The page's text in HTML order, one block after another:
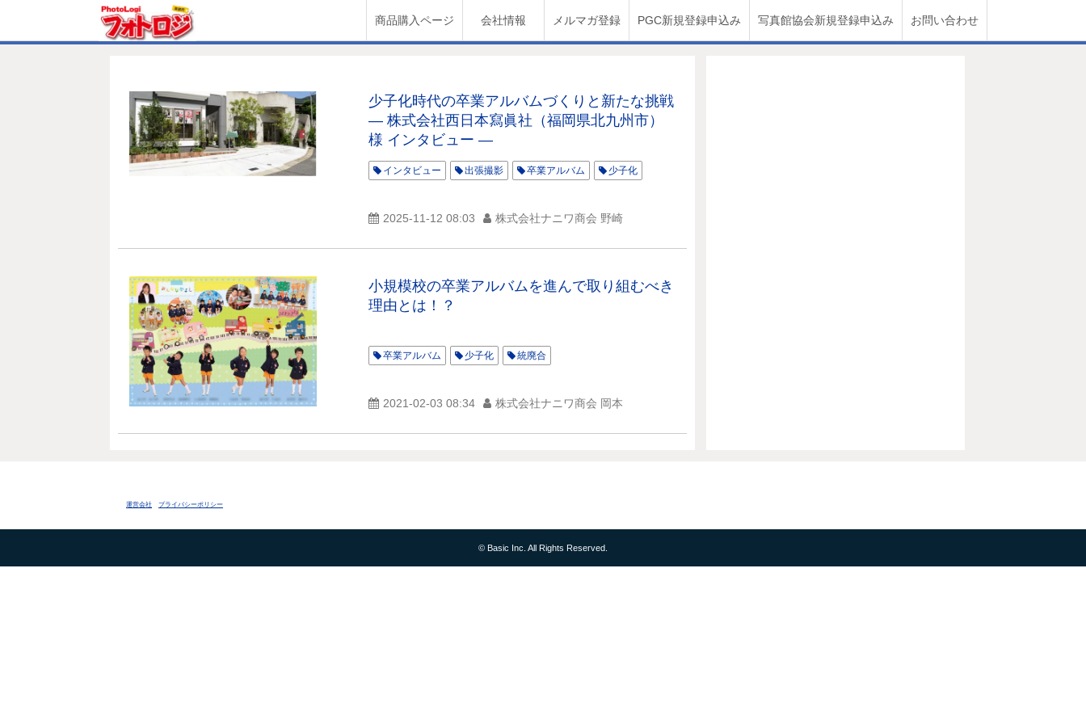
商品購入ページ 会社情報 メルマガ登録 PGC新規登録申込み 写真館協会新規登録申込み お問い合わせ
少子化時代の卒業アルバムづくりと新たな挑戦
― 株式会社西日本寫眞社（福岡県北九州市）
様 インタビュー ―
インタビュー 出張撮影 卒業アルバム 少子化
2025-11-12 08:03 株式会社ナニワ商会 野崎
小規模校の卒業アルバムを進んで取り組むべき
理由とは！？
卒業アルバム 少子化 統廃合
2021-02-03 08:34 株式会社ナニワ商会 岡本
運営会社 プライバシーポリシー
© Basic Inc. All Rights Reserved.